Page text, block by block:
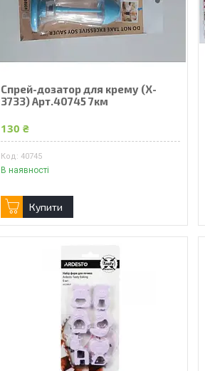
Спрей-дозатор для крему (X-
3733) Арт.40745 7км
130 ₴
40745
В наявності
Купити